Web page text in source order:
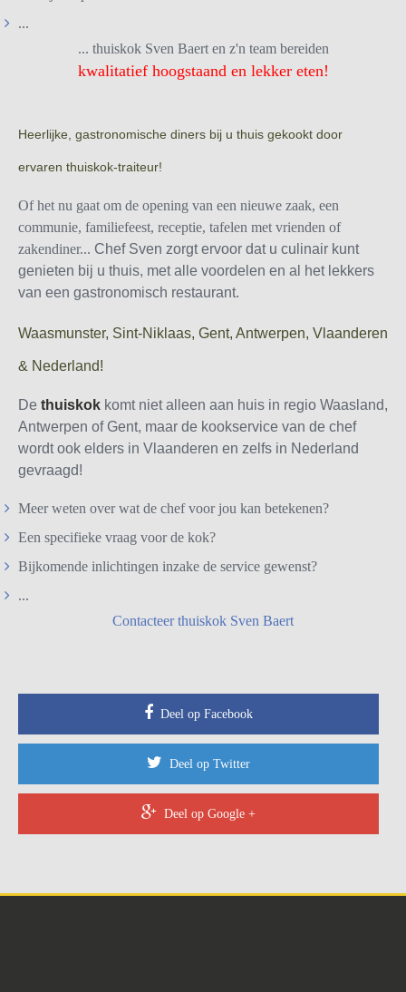
...
... thuiskok Sven Baert en z'n team bereiden
kwalitatief hoogstaand en lekker eten!
Heerlijke, gastronomische diners bij u thuis gekookt door
ervaren thuiskok-traiteur!
Of het nu gaat om de opening van een nieuwe zaak, een
communie, familiefeest, receptie, tafelen met vrienden of
zakendiner... Chef Sven zorgt ervoor dat u culinair kunt
genieten bij u thuis, met alle voordelen en al het lekkers
van een gastronomisch restaurant.
Waasmunster, Sint-Niklaas, Gent, Antwerpen, Vlaanderen
& Nederland!
De thuiskok komt niet alleen aan huis in regio Waasland,
Antwerpen of Gent, maar de kookservice van de chef
wordt ook elders in Vlaanderen en zelfs in Nederland
gevraagd!
Meer weten over wat de chef voor jou kan betekenen?
Een specifieke vraag voor de kok?
Bijkomende inlichtingen inzake de service gewenst?
...
Contacteer thuiskok Sven Baert
Deel op Facebook
Deel op Twitter
Deel op Google +